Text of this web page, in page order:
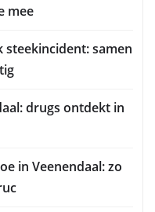
mee
samen
drugs ontdekt in
in Veenendaal: zo